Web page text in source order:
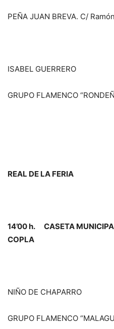
PEÑA JUAN BREVA. C/
ISABEL GUERRERO
GRUPO FLAMENCO
REAL DE LA FERIA
14’00 h. CASETA
COPLA
NIÑO DE CHAPARRO
GRUPO FLAMENCO